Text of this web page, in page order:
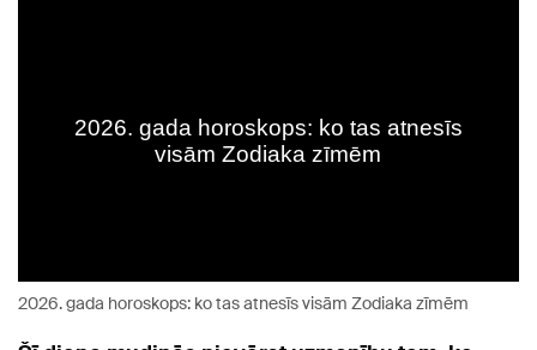
2026. gada horoskops: ko tas atnesīs visām Zodiaka zīmēm